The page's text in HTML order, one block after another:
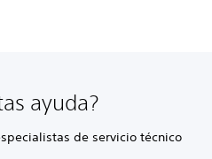
ayuda?
de servicio técnico